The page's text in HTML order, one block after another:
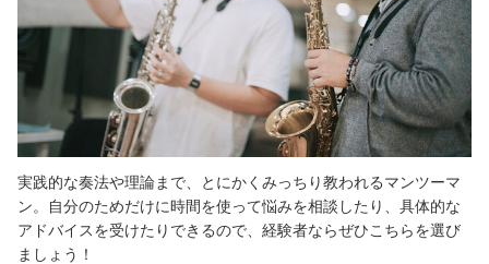
実践的な奏法や理論まで、とにかくみっちり教われるマンツーマ
ン。自分のためだけに時間を使って悩みを相談したり、具体的な
アドバイスを受けたりできるので、経験者ならぜひこちらを選び
ましょう！